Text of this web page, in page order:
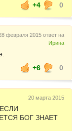
+4
0
февраля 2015 ответ на
Ирина
+6
0
20 марта 2015
БОГ ЗНАЕТ